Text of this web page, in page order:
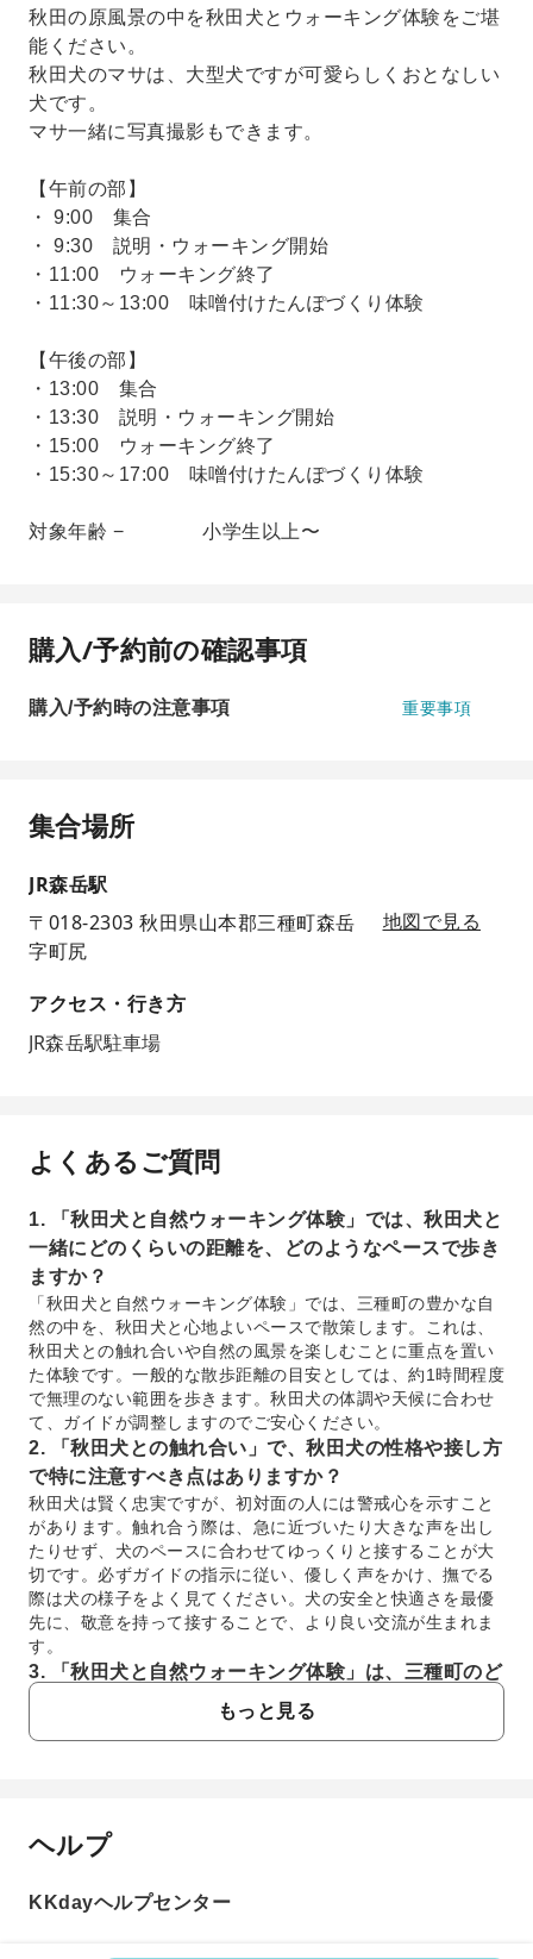
秋田の原風景の中を秋田犬とウォーキング体験をご堪
能ください。
秋田犬のマサは、大型犬ですが可愛らしくおとなしい
犬です。
マサ一緒に写真撮影もできます。
【午前の部】
・ 9:00 集合
・ 9:30 説明・ウォーキング開始
・11:00 ウォーキング終了
・11:30～13:00 味噌付けたんぽづくり体験
【午後の部】
・13:00 集合
・13:30 説明・ウォーキング開始
・15:00 ウォーキング終了
・15:30～17:00 味噌付けたんぽづくり体験
対象年齢 − 小学生以上〜
購入/予約前の確認事項
購入/予約時の注意事項 重要事項
集合場所
JR森岳駅
〒018-2303 秋田県山本郡三種町森岳
字町尻
地図で見る
アクセス・行き方
JR森岳駅駐車場
よくあるご質問
1. 「秋田犬と自然ウォーキング体験」では、秋田犬と
一緒にどのくらいの距離を、どのようなペースで歩き
ますか？
「秋田犬と自然ウォーキング体験」では、三種町の豊かな自
然の中を、秋田犬と心地よいペースで散策します。これは、
秋田犬との触れ合いや自然の風景を楽しむことに重点を置い
た体験です。一般的な散歩距離の目安としては、約1時間程度
で無理のない範囲を歩きます。秋田犬の体調や天候に合わせ
て、ガイドが調整しますのでご安心ください。
2. 「秋田犬との触れ合い」で、秋田犬の性格や接し方
で特に注意すべき点はありますか？
秋田犬は賢く忠実ですが、初対面の人には警戒心を示すこと
があります。触れ合う際は、急に近づいたり大きな声を出し
たりせず、犬のペースに合わせてゆっくりと接することが大
切です。必ずガイドの指示に従い、優しく声をかけ、撫でる
際は犬の様子をよく見てください。犬の安全と快適さを最優
先に、敬意を持って接することで、より良い交流が生まれま
す。
3. 「秋田犬と自然ウォーキング体験」は、三種町のど
のような自然環境の中で行われますか？
「秋田犬と自然ウォーキング体験」は、男鹿半島を望む秋田
秋田犬との特別な時間を楽しめます。
楽しむためのルールやガイドはありますか？
もっと見る
よくあるご質問
1. 「秋田犬と自然ウォーキング体験」では、秋田
ヘルプ
KKdayヘルプセンター